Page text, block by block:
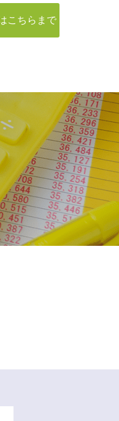
こちらまで